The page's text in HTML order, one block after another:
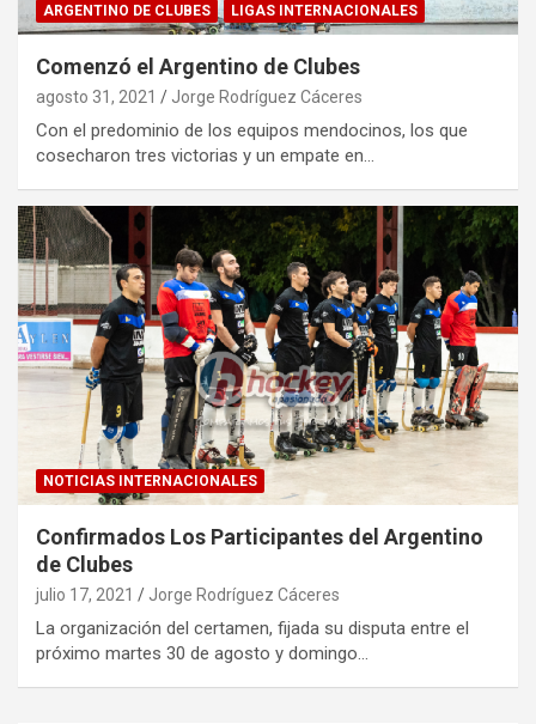
ARGENTINO DE CLUBES LIGAS INTERNACIONALES
Comenzó el Argentino de Clubes
agosto 31, 2021 Jorge Rodríguez Cáceres
Con el predominio de los equipos mendocinos, los que
cosecharon tres victorias y un empate en…
NOTICIAS INTERNACIONALES
Confirmados Los Participantes del Argentino
de Clubes
julio 17, 2021 Jorge Rodríguez Cáceres
La organización del certamen, fijada su disputa entre el
próximo martes 30 de agosto y domingo…